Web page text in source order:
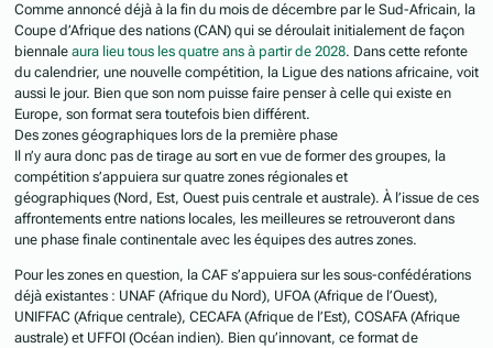
Comme annoncé déjà à la fin du mois de décembre par le Sud-Africain, la
Coupe d’Afrique des nations (CAN) qui se déroulait initialement de façon
biennale aura lieu tous les quatre ans à partir de 2028. Dans cette refonte
du calendrier, une nouvelle compétition, la Ligue des nations africaine, voit
aussi le jour. Bien que son nom puisse faire penser à celle qui existe en
Europe, son format sera toutefois bien différent.
Des zones géographiques lors de la première phase
Il n’y aura donc pas de tirage au sort en vue de former des groupes, la
compétition s’appuiera sur quatre zones régionales et
géographiques (Nord, Est, Ouest puis centrale et australe). À l’issue de ces
affrontements entre nations locales, les meilleures se retrouveront dans
une phase finale continentale avec les équipes des autres zones.
Pour les zones en question, la CAF s’appuiera sur les sous-confédérations
déjà existantes : UNAF (Afrique du Nord), UFOA (Afrique de l’Ouest),
UNIFFAC (Afrique centrale), CECAFA (Afrique de l’Est), COSAFA (Afrique
australe) et UFFOI (Océan indien). Bien qu’innovant, ce format de